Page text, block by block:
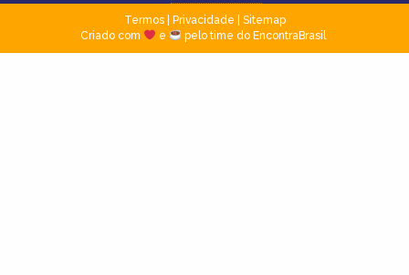
Termos| Privacidade
Sitemap
Criado com
e pelo time do EncontraBrasil